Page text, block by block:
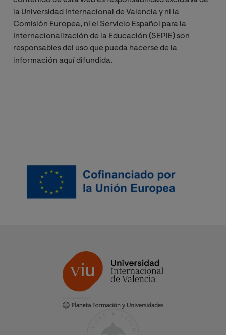
la Universidad Internacional de Valenciay ni la
Comisión Europea, ni el Servicio Español para la
Internacionalización de la Educación (SEPIE) son
responsables del uso que pueda hacerse de la
información aquí difundida.